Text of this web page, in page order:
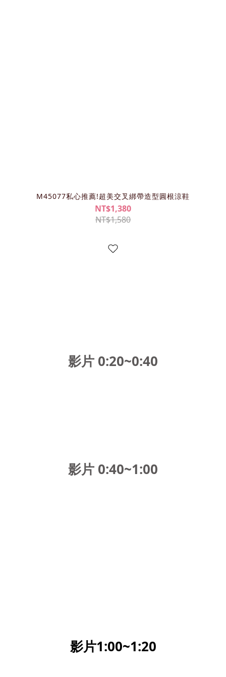
M45077私心推薦!超美交叉綁帶造型圓根涼鞋
NT$1,380
NT$1,580
影片 0:20~0:40
影片 0:40~1:00
影片1:00~1:20